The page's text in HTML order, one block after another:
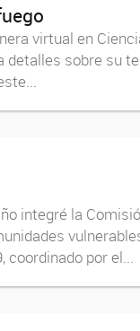
virtual en
sobre su
integré la
coordinado por el...